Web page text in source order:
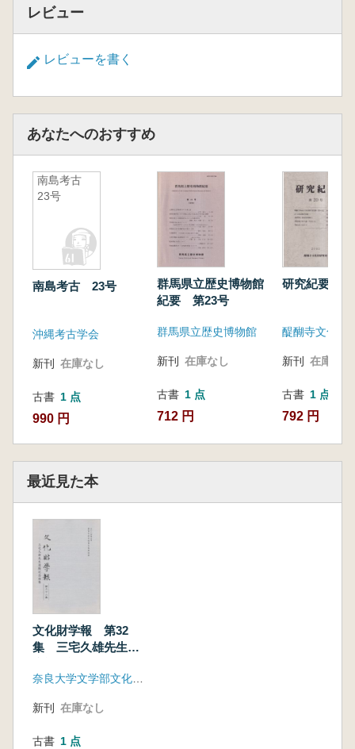
レビュー
レビューを書く
あなたへのおすすめ
南島考古
23号
南島考古 23号
沖縄考古学会
新刊 在庫なし
古書 1 点
990 円
群馬県立歴史博物館
紀要 第23号
群馬県立歴史博物館
新刊 在庫なし
古書 1 点
712 円
新刊 在庫なし
古書 1 点
792 円
最近見た本
文化財学報 第32
集 三宅久雄先生退
新刊 在庫なし
古書 1 点